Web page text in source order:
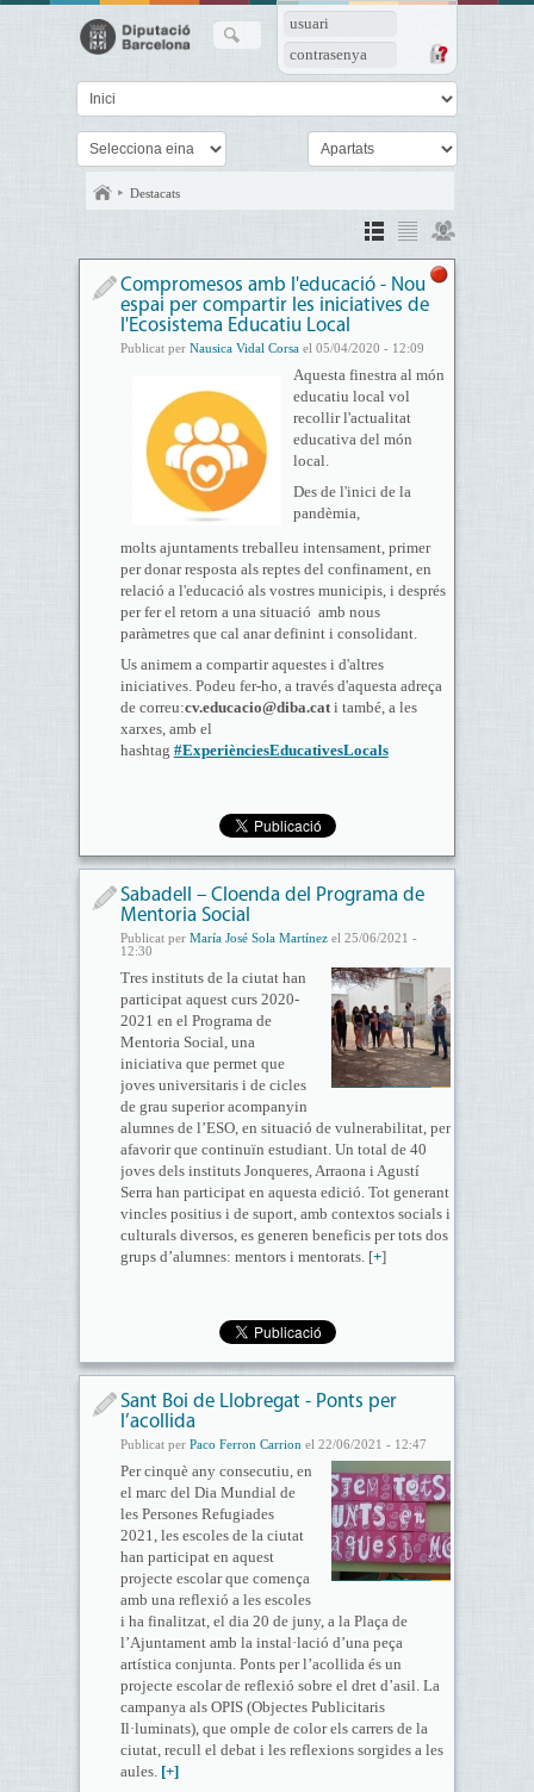
usuari
contrasenya
Destacats
Compromesos amb l'educació - Nou
espai per compartir les iniciatives de
l'Ecosistema Educatiu Local
Publicat per Nausica Vidal Corsael 05/04/2020 - 12:09
Aquesta finestra al món
educatiu local vol
recollir l'actualitat
educativa del món
local.
Des de l'inici de la
pandèmia,
molts ajuntaments treballeu intensament, primer
per donar resposta als reptes del confinament, en
relació a l'educació als vostres municipis, i després
per fer el retorn a una situació amb nous
paràmetres que cal anar definint i consolidant.
Us animem a compartir aquestes i d'altres
iniciatives. Podeu fer-ho, a través d'aquesta adreça
de correu:cv.educacio@diba.cati també, a les
xarxes, amb el
hashtag #ExperiènciesEducativesLocals
Sabadell – Cloenda del Programa de
Mentoria Social
Publicat per María José Sola Martínezel 25/06/2021 -
12:30
Tres instituts de la ciutat han
participat aquest curs 2020-
2021 en el Programa de
Mentoria Social, una
iniciativa que permet que
joves universitaris i de cicles
de grau superior acompanyin
alumnes de l’ESO, en situació de vulnerabilitat, per
afavorir que continuïn estudiant. Un total de 40
joves dels instituts Jonqueres, Arraona i Agustí
Serra han participat en aquesta edició. Tot generant
vincles positius i de suport, amb contextos socials i
culturals diversos, es generen beneficis per tots dos
grups d’alumnes: mentors i mentorats. [+]
Sant Boi de Llobregat - Ponts per
l’acollida
Publicat per Paco Ferron Carrion el 22/06/2021 - 12:47
Per cinquè any consecutiu, en
el marc del Dia Mundial de
les Persones Refugiades
2021, les escoles de la ciutat
han participat en aquest
projecte escolar que comença
amb una reflexió a les escoles
i ha finalitzat, el dia 20 de juny, a la Plaça de
l’Ajuntament amb la instal·lació d’una peça
artística conjunta. Ponts per l’acollida és un
projecte escolar de reflexió sobre el dret d’asil. La
campanya als OPIS (Objectes Publicitaris
Il·luminats), que omple de color els carrers de la
ciutat, recull el debat i les reflexions sorgides a les
aules. [+]